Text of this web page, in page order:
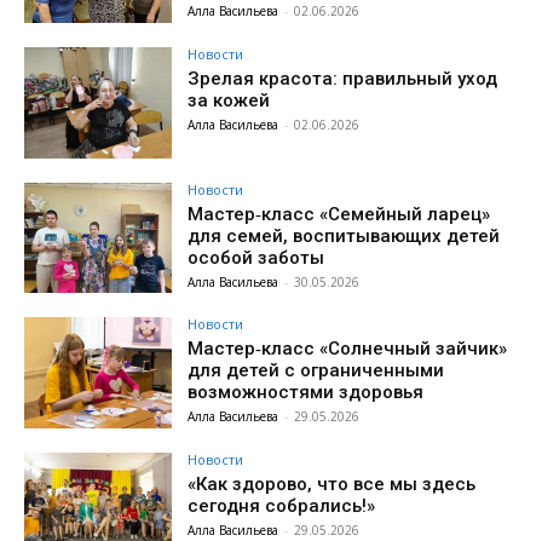
Алла Васильева - 02.06.2026
Новости
Зрелая красота: правильный уход
за кожей
Алла Васильева - 02.06.2026
Новости
Мастер‑класс «Семейный ларец»
для семей, воспитывающих детей
особой заботы
Алла Васильева - 30.05.2026
Новости
Мастер‑класс «Солнечный зайчик»
для детей с ограниченными
возможностями здоровья
Алла Васильева - 29.05.2026
Новости
«Как здорово, что все мы здесь
сегодня собрались!»
Алла Васильева - 29.05.2026